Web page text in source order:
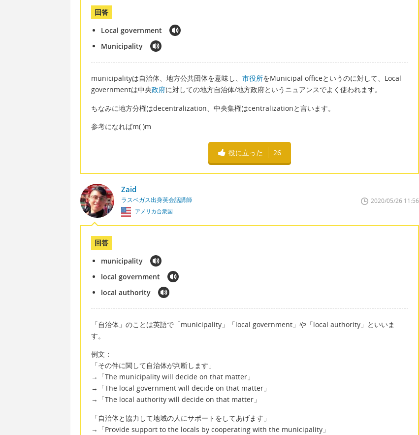
回答
Local government
Municipality
municipalityは自治体、地方公共団体を意味し、 市役所をMunicipal officeというのに対して、Local
governmentは中央政府に対しての地方自治体/地方政府というニュアンスでよく使われます。
ちなみに地方分権はdecentralization、中央集権はcentralizationと言います。
参考になればm( )m
役に立った 26
Zaid
ラスベガス出身英会話講師
アメリカ合衆国
2020/05/26 11:56
回答
municipality
local government
local authority
「自治体」のことは英語で「municipality」「local government」や「local authority」といいま
す。
例文：
「その件に関して自治体が判断します」
→「The municipality will decide on that matter」
→「The local government will decide on that matter」
→「The local authority will decide on that matter」
「自治体と協力して地域の人にサポートをしてあげます」
→「Provide support to the locals by cooperating with the municipality」